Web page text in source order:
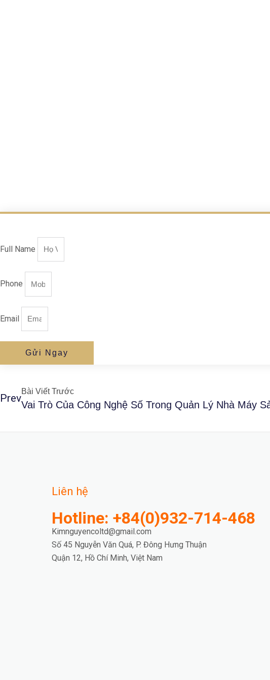
Full Name
Phone
Email
Gửi Ngay
Prev
Bài Viết Trước
Liên hệ
Hotline: +84(0)932-714-468
Kimnguyencoltd@gmail.com
Số 45 Nguyễn Văn Quá, P. Đông Hưng Thuận
Quận 12, Hồ Chí Minh, Việt Nam